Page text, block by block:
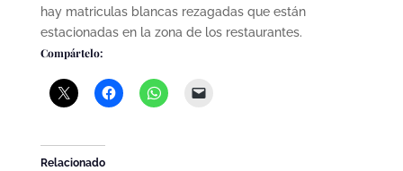
hay matriculas blancas rezagadas que están
estacionadas en la zona de los restaurantes.
Compártelo:
Relacionado